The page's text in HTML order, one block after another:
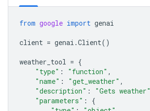
from google import genai
client = genai .Client()
weather_tool = {
"type" : "function" ,
"name" : "get_weather" ,
"description" : "Gets weather"
"parameters" :
{